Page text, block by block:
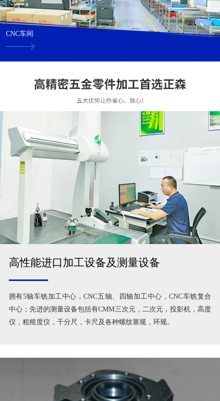
CNC车间
高性能进口加工设备及测量设备
拥有5轴车铣加工中心，CNC五轴、四轴加工中心，CNC车铣复合
中心；先进的测量设备包括有CMM三次元，二次元，投影机，高度
仪，粗糙度仪，千分尺，卡尺及各种螺纹塞规，环规。